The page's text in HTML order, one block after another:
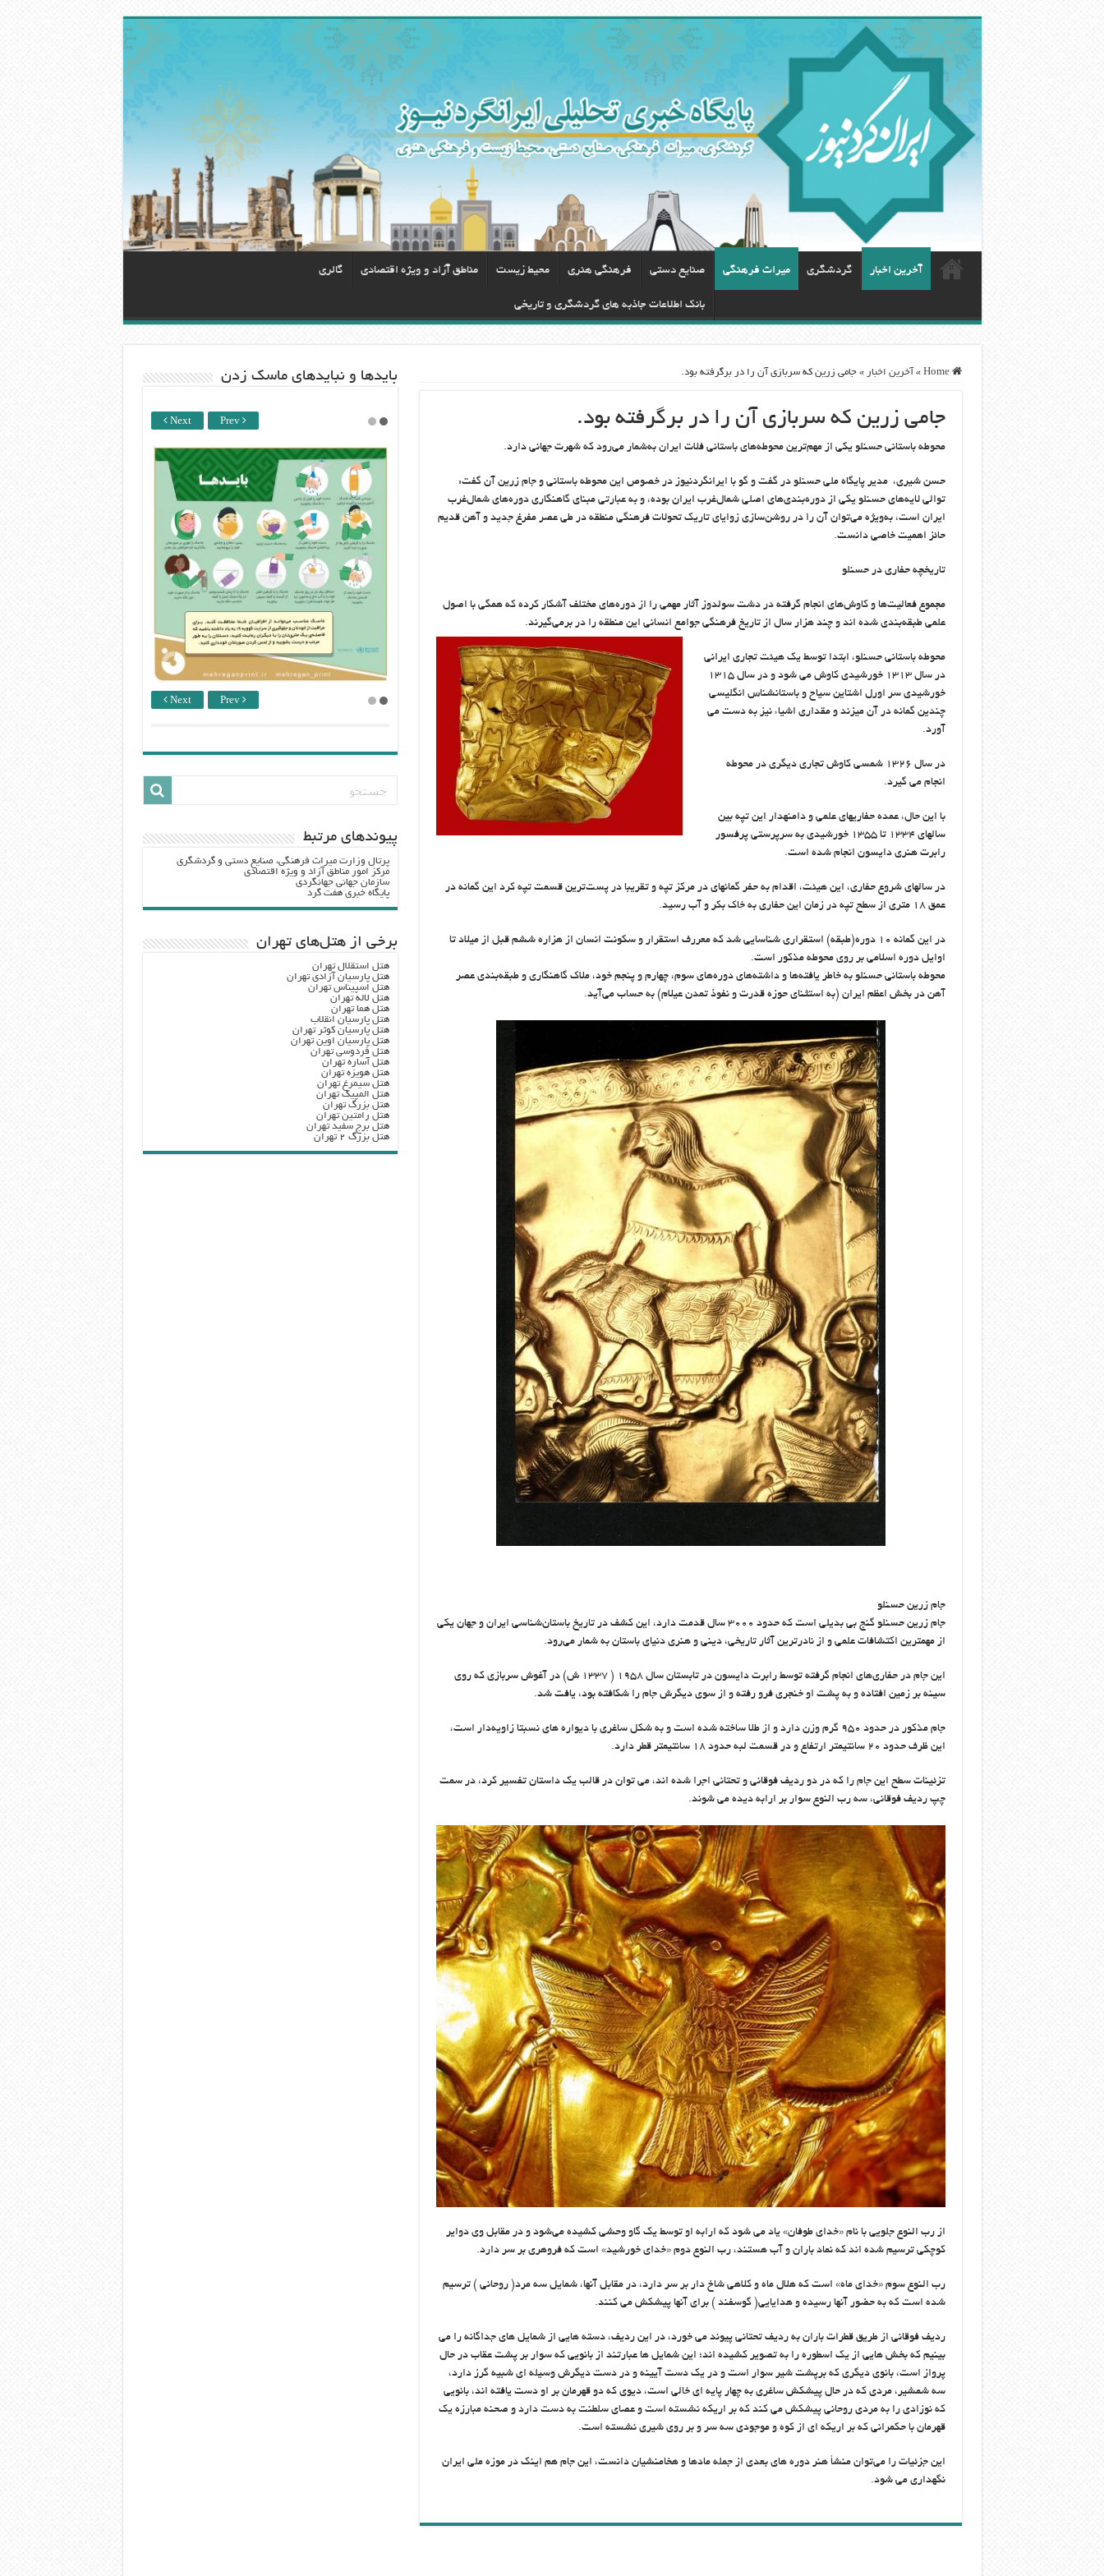
آخرین اخبار گردشگری ميراث فرهنگی صنایع دستی فرهنگی هنری محيط زيست مناطق آزاد و ویژه اقتصادی گالری
بانک اطلاعات جاذبه های گردشگری و تاریخی
Home
» آخرین اخبار » جامی زرین که سربازی آن را در برگرفته بود.
جامی زرین که سربازی آن را در برگرفته بود.
محوطه باستانی حسنلو یکی از مهم‌ترین محوطه‌های باستانی فلات ایران به‌شمار می‌رود که شهرت جهانی دارد.
حسن شیری، مدیر پایگاه ملی حسنلو در گفت و گو با ایرانگردنیوز در خصوص این محوطه باستانی و جام زرین آن گفت:
توالی لایه‌های حسنلو یکی از دوره‌بندی‌های اصلی شمال‌غرب ایران بوده، و به‌ عبارتی مبنای گاهنگاری دوره‌های شمال‌غرب
ایران است، به‌ویژه می‌توان آن را در روشن‌سازی زوایای تاریک تحولات فرهنگی منطقه در طی عصر مفرغ جدید و آهن قدیم
حائز اهمیت خاصی دانست.
تاریخچه حفاری در حسنلو
مجموع فعالیت‌ها و کاوش‌های انجام‏ گرفته در دشت سولدوز آثار مهمی را از دوره‌های مختلف آشکار کرده که همگی با اصول
علمی طبقه‌بندی شده ‏اند و چند هزار سال از تاریخ فرهنگی جوامع انسانی این منطقه را در برمی‌گیرند.
محوطه باستانی حسنلو، ابتدا توسط یک هیئت تجاری ایرانی
در سال ۱۳۱۳ خورشیدی کاوش می‏ شود و در سال ۱۳۱۵
خورشیدی سر اورل اشتاین سیاح و باستان‏شناس انگلیسی
چندین گمانه در آن می‏زند و مقداری اشیاء نیز به دست می‏
آورد.
در سال ۱۳۲۶ شمسی کاوش تجاری دیگری در محوطه
انجام می‏ گیرد.
با این حال، عمده حفاری‏های علمی و دامنه‏دار این تپه بین
سال‏های ۱۳۳۴ تا ۱۳۵۵ خورشیدی به سرپرستی پرفسور
رابرت هنری دایسون انجام شده است.
در سال‏های شروع حفاری، این هیئت، اقدام به حفر گمانه‏ای در مرکز تپه و تقریبا در پست‌ترین قسمت تپه کرد این گمانه در
عمق ۱۸ متری از سطح تپه در زمان این حفاری به خاک بکر و آب رسید.
در این گمانه ۱۰ دوره(طبقه) استقراری شناسایی شد که معررف استقرار و سکونت انسان از هزاره ششم قبل از میلاد تا
اوایل دوره اسلامی بر روی محوطه مذکور است.
محوطه باستانی حسنلو به خاطر یافته‌ها و داشته‌های دوره‌های سوم، چهارم و پنجم خود، ملاک گاهنگاری و طبقه‌بندی عصر
آهن در بخش اعظم ایران (به استثنای حوزه قدرت و نفوذ تمدن عیلام) به حساب می‌آید.
جام زرین حسنلو
جام زرین حسنلو گنج بی بدیلی است که حدود ۳۰۰۰ سال قدمت دارد، این کشف در تاریخ باستان‌شناسی ایران و جهان یکی
از مهمترین اکتشافات علمی و از نادرترین آثار تاریخی، دینی و هنری دنیای باستان به شمار می‌رود.
این جام در حفاری‌های انجام گرفته توسط رابرت دایسون در تابستان سال ۱۹۵۸ ( ۱۳۳۷ ش) در آغوش سربازی که روی
سینه بر زمین افتاده و به پشت او خنجری فرو رفته و از سوی دیگرش جام را شکافته بود، یافت شد.
جام مذکور در حدود ۹۵۰ گرم وزن دارد و از طلا ساخته شده است و به شکل ساغری با دیواره های نسبتا زاویه‌دار است،
این ظرف حدود ۲۰ سانتیمتر ارتفاع و در قسمت لبه حدود ۱۸ سانتیمتر قطر دارد.
تزئینات سطح این جام را که در دو ردیف فوقانی و تحتانی اجرا شده اند، می توان در قالب یک داستان تفسیر کرد، در سمت
چپ ردیف فوقانی، سه رب النوع سوار بر ارابه دیده می شوند.
از رب النوع جلویی با نام «خدای طوفان» یاد می شود که ارابه او توسط یک گاو وحشی کشیده می‌شود و در مقابل وی دوایر
کوچکی ترسیم شده اند که نماد باران و آب هستند، رب النوع دوم «خدای خورشید» است که فروهری بر سر دارد.
رب النوع سوم «خدای ماه» است که هلال ماه و کلاهی شاخ دار بر سر دارد، در مقابل آنها، شمایل سه مرد( روحانی ) ترسیم
شده است که به حضور آنها رسیده و هدایایی( گوسفند ) برای آنها پیشکش می کنند.
ردیف فوقانی از طریق قطرات باران به ردیف تحتانی پیوند می خورد، در این ردیف، دسته هایی از شمایل های جداگانه را می
بینیم که بخش هایی از یک اسطوره را به تصویر کشیده اند؛ این شمایل ها عبارتند از بانویی که سوار بر پشت عقاب در حال
پرواز است، بانوی دیگری که برپشت شیر سوار است و در یک دست آیینه و در دست دیگرش وسیله ای شبیه گرز دارد،
سه شمشیر، مردی که در حال پیشکش ساغری به چهار پایه ای خالی است، دیوی که دو قهرمان بر او دست یافته اند، بانویی
که نوزادی را به مردی روحانی پیشکش می کند که بر اریکه نشسته است و عصای سلطنت به دست دارد و صحنه مبارزه یک
قهرمان با حکمرانی که بر اریکه ای از کوه و موجودی سه سر و بر روی شیری نشسته است.
این جزئیات را می‌توان منشأ هنر دوره های بعدی از جمله مادها و هخامنشیان دانست، این جام هم اینک در موزه ملی ایران
نگهداری می شود.
باید‌ها و نبایدهای ماسک زدن
Next Prev
Next Prev
پيوندهاي مرتبط
پرتال وزارت ميراث فرهنگي، صنایع دستی و گردشگري
مرکز امور مناطق آزاد و ویژه اقتصادی
سازمان جهانی جهانگردی
پایگاه خبری هفت گرد
برخی از هتل‌های تهران
هتل استقلال تهران
هتل پارسیان آزادی تهران
هتل اسپیناس تهران
هتل لاله تهران
هتل هما تهران
هتل پارسیان انقلاب
هتل پارسیان کوثر تهران
هتل پارسیان اوین تهران
هتل فردوسی تهران
هتل آساره تهران
هتل هویزه تهران
هتل سیمرغ تهران
هتل المپیک تهران
هتل بزرگ تهران
هتل رامتین تهران
هتل برج سفید تهران
هتل بزرگ ۲ تهران